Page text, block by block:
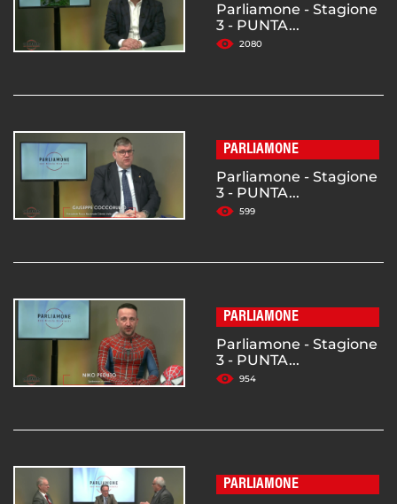
Parliamone - Stagione
3 - PUNTA...
2080
PARLIAMONE
Parliamone - Stagione
3 - PUNTA...
599
PARLIAMONE
Parliamone - Stagione
3 - PUNTA...
954
PARLIAMONE